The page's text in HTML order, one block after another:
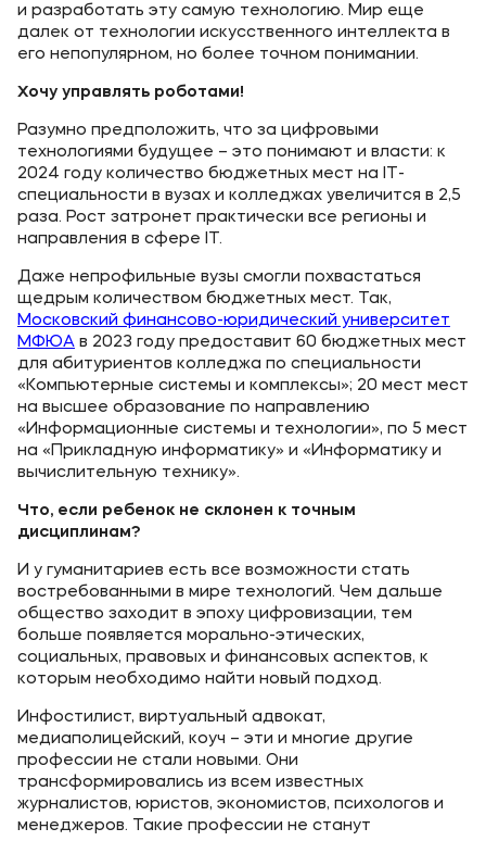
и разработать эту самую технологию. Мир еще
далек от технологии искусственного интеллекта в
его непопулярном, но более точном понимании.
Хочу управлять роботами!
Разумно предположить, что за цифровыми
технологиями будущее – это понимают и власти: к
2024 году количество бюджетных мест на IT-
специальности в вузах и колледжах увеличится в 2,5
раза. Рост затронет практически все регионы и
направления в сфере IT.
Даже непрофильные вузы смогли похвастаться
щедрым количеством бюджетных мест. Так,
Московский финансово-юридический университет
МФЮА в 2023 году предоставит 60 бюджетных мест
для абитуриентов колледжа по специальности
«Компьютерные системы и комплексы»; 20 мест мест
на высшее образование по направлению
«Информационные системы и технологии», по 5 мест
на «Прикладную информатику» и «Информатику и
вычислительную технику».
Что, если ребенок не склонен к точным
дисциплинам?
И у гуманитариев есть все возможности стать
востребованными в мире технологий. Чем дальше
общество заходит в эпоху цифровизации, тем
больше появляется морально-этических,
социальных, правовых и финансовых аспектов, к
которым необходимо найти новый подход.
Инфостилист, виртуальный адвокат,
медиаполицейский, коуч – эти и многие другие
профессии не стали новыми. Они
трансформировались из всем известных
журналистов, юристов, экономистов, психологов и
менеджеров. Такие профессии не станут